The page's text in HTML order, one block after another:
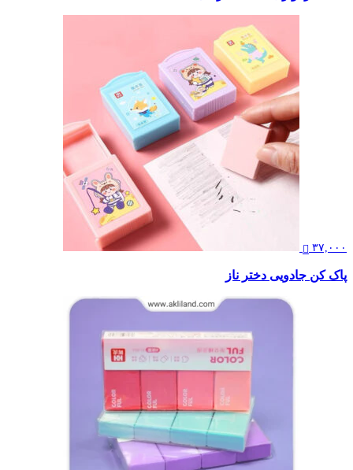
۳۷,۰۰۰
پاک کن جادویی دختر ناز